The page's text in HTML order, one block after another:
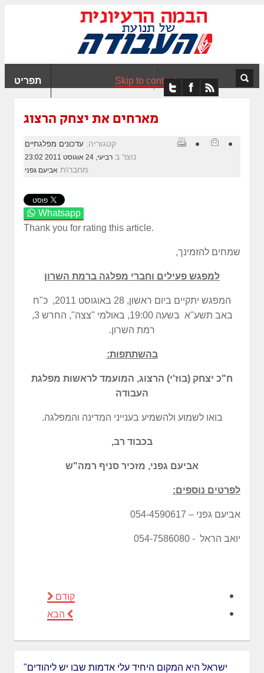
תפריט Skip to content
מארחים את יצחק הרצוג
קטגוריה: עדכונים מפלגתיים
נוצר ב רביעי, 24 אוגוסט 2011 23:02
מחבר\ת אביעם גפני
Whatsapp
Thank you for rating this article.
שמחים להזמינך,
למפגש פעילים וחברי מפלגה ברמת השרון
המפגש יתקיים ביום ראשון, 28 באוגוסט 2011, כ"ח
באב תשע"א בשעה 19:00, באולמי "צצה", החרש 3,
רמת השרון.
בהשתתפות:
ח"כ יצחק (בוז'י) הרצוג, המועמד לראשות מפלגת
העבודה
בואו לשמוע ולהשמיע בענייני המדינה והמפלגה.
בכבוד רב,
אביעם גפני, מזכיר סניף רמה"ש
לפרטים נוספים:
אביעם גפני – 054-4590617
יואב הראל - 054-7586080
קודם
הבא
"ישראל היא המקום היחיד עלי אדמות שבו יש ליהודים